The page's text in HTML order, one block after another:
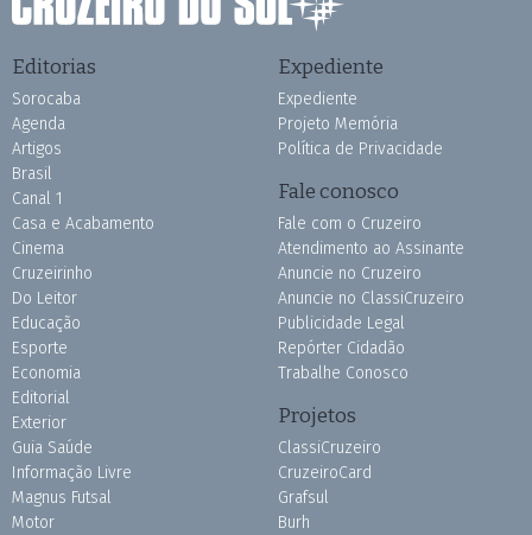
Editorias
Sorocaba
Agenda
Artigos
Brasil
Canal 1
Casa e Acabamento
Cinema
Cruzeirinho
Do Leitor
Educação
Esporte
Economia
Editorial
Exterior
Guia Saúde
Informação Livre
Magnus Futsal
Motor
Expediente
Expediente
Projeto Memória
Política de Privacidade
Fale conosco
Fale com o Cruzeiro
Atendimento ao Assinante
Anuncie no Cruzeiro
Anuncie no ClassiCruzeiro
Publicidade Legal
Repórter Cidadão
Trabalhe Conosco
Projetos
ClassiCruzeiro
CruzeiroCard
Grafsul
Burh